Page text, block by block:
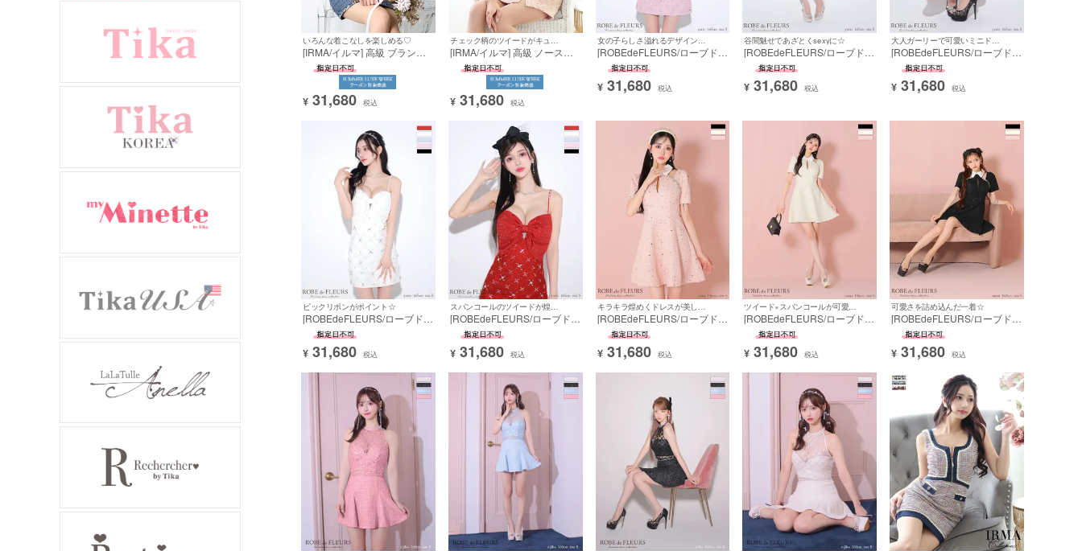
いろんな着こなしを楽しめる♡
[IRMA/イルマ] 高級 ブランド
タイトミニドレス セットアッ
プ ノースリーブ キャミソール
ウエストリボン ツイード ジッ
プトップス
¥ 31,680 税込
[IRMA/イルマ] 高級 ノースリ
ーブ シフォン リボン パール
ボタン チェック柄 サマーツイ
ード スリット タイトミニドレ
ス
¥ 31,680 税込
[ROBEdeFLEURS/ローブドフ
ルール] 高級 キャミソール ス
パンコール ツイード ビッグリ
ボン 刺繍チュールレース バス
トシースルー 谷間魅せ タイト
¥ 31,680 税込
谷間魅せであざとくsexyに☆
[ROBEdeFLEURS/ローブドフ
ルール] 高級 キャミソール ス
パンコール ツイード ビッグリ
ボン 刺繍チュールレース バス
トシースルー 谷間魅せ タイト
¥ 31,680 税込
[ROBEdeFLEURS/ローブドフ
ルール] 高級 キャミソール ス
パンコール ツイード ビッグリ
ボン 刺繍チュールレース バス
トシースルー 谷間魅せ タイト
¥ 31,680 税込
ビックリボンがポイント☆
[ROBEdeFLEURS/ローブドフ
ルール] 高級 キャミソール ス
パンコール ツイード ビッグリ
ボン 刺繍チュールレース バス
トシースルー 谷間魅せ タイト
ミニドレス
¥ 31,680 税込
スパンコールのツイードが煌めく☆
[ROBEdeFLEURS/ローブドフ
ルール] 高級 キャミソール ス
パンコール ツイード ビッグリ
ボン 刺繍チュールレース バス
トシースルー 谷間魅せ タイト
ミニドレス
¥ 31,680 税込
[ROBEdeFLEURS/ローブドフ
ルール] 高級 ツイード 襟付き
半袖 スパンコール ビジュー
バストカット 谷間魅せ フレア
ミニドレス
¥ 31,680 税込
ツイード×スパンコールが可愛すぎる☆
[ROBEdeFLEURS/ローブドフ
ルール] 高級 ツイード 襟付き
半袖 スパンコール ビジュー
バストカット 谷間魅せ フレア
ミニドレス
¥ 31,680 税込
可愛さを詰め込んだ一着☆
[ROBEdeFLEURS/ローブドフ
ルール] 高級 ツイード 襟付き
半袖 スパンコール ビジュー
バストカット 谷間魅せ フレア
ミニドレス
¥ 31,680 税込